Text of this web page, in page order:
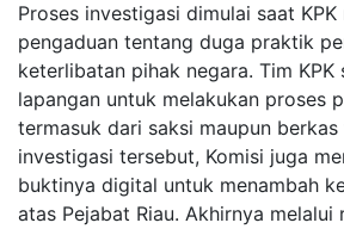
Proses investigasi dimulai saat KPK
pengaduan tentang duga praktik
keterlibatan pihak negara. Tim KPK
lapangan untuk melakukan proses
termasuk dari saksi maupun
investigasi tersebut, Komisi juga
buktinya digital untuk menambah
atas Pejabat Riau. Akhirnya melalui